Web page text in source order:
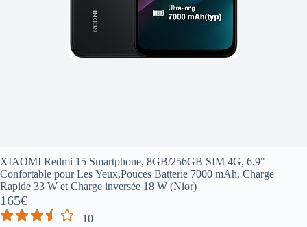
XIAOMI Redmi 15 Smartphone, 8GB/256GB SIM 4G, 6.9"
Confortable pour Les Yeux,Pouces Batterie 7000 mAh, Charge
Rapide 33 W et Charge inversée 18 W (Nior)
165€
10